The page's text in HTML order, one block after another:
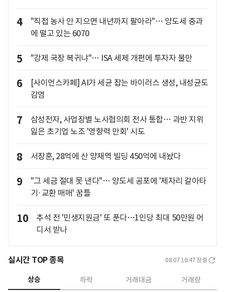
4
"직접 농사 안 지으면 내년까지 팔아라"… 양도세 중과
에 떨고 있는 6070
5 "강제 국장 복귀냐"… ISA 세제 개편에 투자자 불만
6
[사이언스카페] AI가 세균 잡는 바이러스 생성, 내성균도
감염
7
삼성전자, 사업장별 노사협의회 전사 통합… 과반 지위
잃은 초기업 노조 '영향력 만회' 시도
8 서장훈, 28억에 산 양재역 빌딩 450억에 내놨다
9
"그 세금 절대 못 낸다"… 양도세 공포에 '제자리 갈아타
기·교환 매매' 꿈틀
10
추석 전 '민생지원금' 또 푼다…1인당 최대 50만원 어
디서 받나
실시간 TOP 종목 08.07 10:47 장중
상승 하락 거래대금 거래량